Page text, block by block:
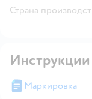
Страна
Маркировка